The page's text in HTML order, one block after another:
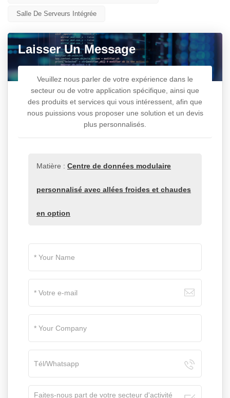
Salle De Serveurs Intégrée
Laisser Un Message
Veuillez nous parler de votre expérience dans le
secteur ou de votre application spécifique, ainsi que
des produits et services qui vous intéressent, afin que
nous puissions vous proposer une solution et un devis
plus personnalisés.
Matière : Centre de données modulaire
personnalisé avec allées froides et chaudes
en option